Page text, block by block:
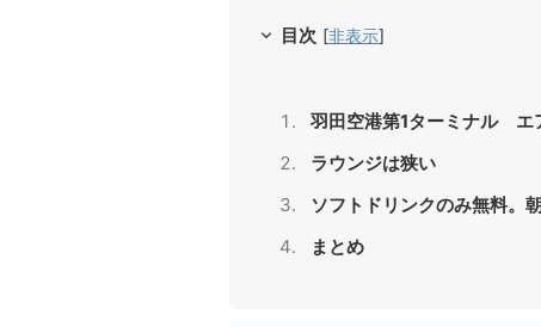
目次 [非表示]
羽田空港第1ターミナル エ
ラウンジは狭い
ソフトドリンクのみ無料。
まとめ